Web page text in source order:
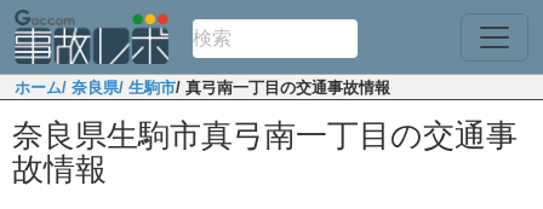
ホーム/ 奈良県/ 生駒市/ 真弓南一丁目の交通事故情報
奈良県生駒市真弓南一丁目の交通事
故情報